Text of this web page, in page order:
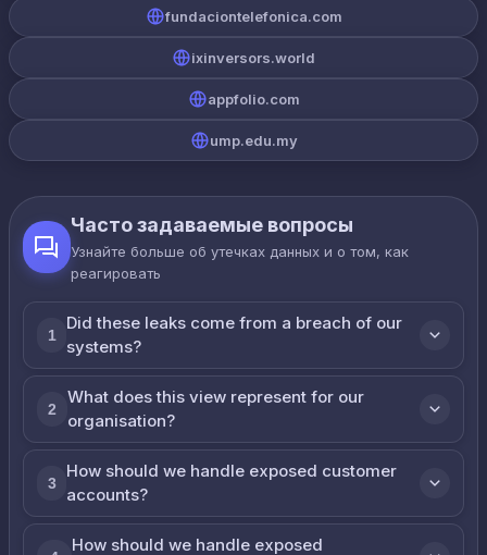
fundaciontelefonica.com
ixinversors.world
appfolio.com
ump.edu.my
Часто задаваемые вопросы
Узнайте больше об утечках данных и о том, как
реагировать
1
Did these leaks come from a breach of our
systems?
2
What does this view represent for our
organisation?
3
How should we handle exposed customer
accounts?
How should we handle exposed